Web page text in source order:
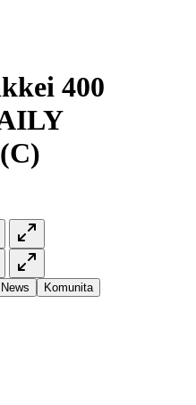
400
Komunita